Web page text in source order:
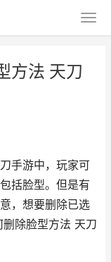
方法 天刀
手游中，玩家可
括脸型。但是有
，想要删除已选
除脸型方法 天刀